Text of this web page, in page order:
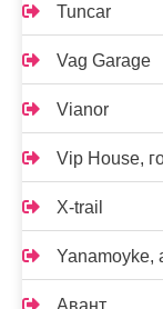
Tuncar
Vag Garage
Vianor
Vip House,
X-trail
Yanamoyke,